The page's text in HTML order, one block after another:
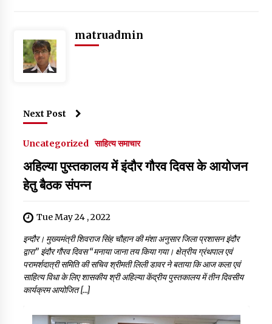
o
o
k
p
n
matruadmin
Next Post
Uncategorized साहित्य समाचार
अहिल्या पुस्तकालय में इंदौर गौरव दिवस के आयोजन
हेतु बैठक संपन्न
Tue May 24 , 2022
इन्दौर। मुख्यमंत्री शिवराज सिंह चौहान की मंशा अनुसार जिला प्रशासन इंदौर
द्वारा” इंदौर गौरव दिवस “मनाया जाना तय किया गया। क्षेत्रीय ग्रंथपाल एवं
परामर्शदात्री समिति की सचिव श्रीमती लिली डावर ने बताया कि आज कला एवं
साहित्य विधा के लिए शासकीय श्री अहिल्या केंद्रीय पुस्तकालय में तीन दिवसीय
कार्यक्रम आयोजित […]